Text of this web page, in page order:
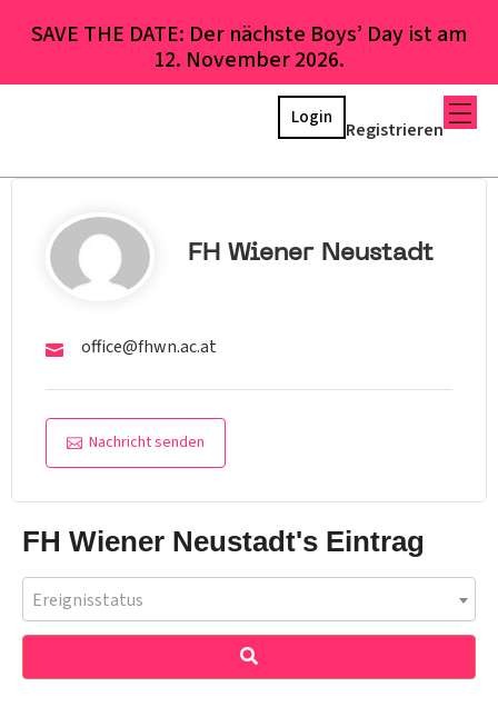
SAVE THE DATE: Der nächste Boys’ Day ist am
12. November 2026.
Registrieren
Login
FH Wiener Neustadt
office@fhwn.ac.at
Nachricht senden
FH Wiener Neustadt's Eintrag
Ereignisstatus